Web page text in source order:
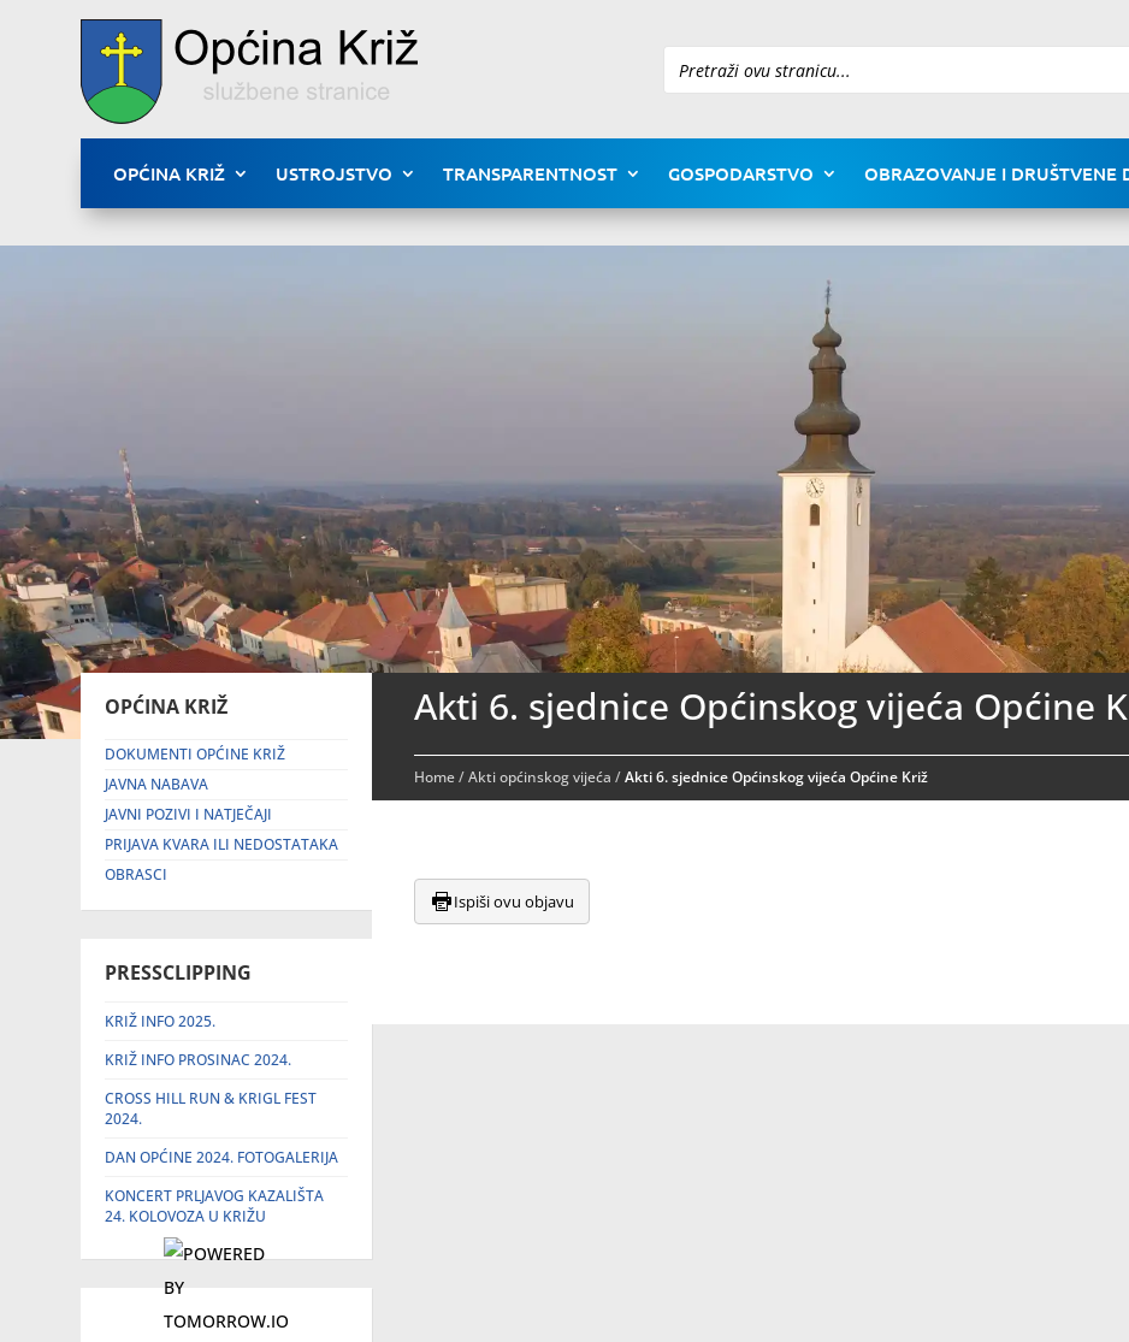
Pretraži
OPĆINA KRIŽ USTROJSTVO TRANSPARENTNOST GOSPODARSTVO OBRAZOVANJE I DRUŠTVENE
OPĆINA KRIŽ
DOKUMENTI OPĆINE KRIŽ
JAVNA NABAVA
JAVNI POZIVI I NATJEČAJI
PRIJAVA KVARA ILI NEDOSTATAKA
OBRASCI
PRESSCLIPPING
KRIŽ INFO 2025.
KRIŽ INFO PROSINAC 2024.
CROSS HILL RUN & KRIGL FEST
2024.
DAN OPĆINE 2024. FOTOGALERIJA
KONCERT PRLJAVOG KAZALIŠTA
24. KOLOVOZA U KRIŽU
Akti 6. sjednice Općinskog vijeća Općine
Home/Akti općinskog vijeća /Akti 6. sjednice Općinskog vijeća Općine Križ
Ispiši ovu objavu